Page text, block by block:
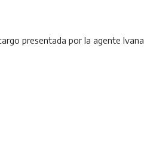
presentada por la agente Ivana